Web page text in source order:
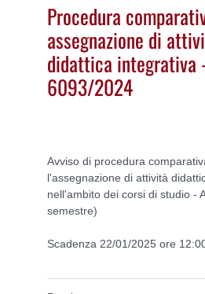
Procedura
assegnazione di
didattica integrativa
6093/2024
Avviso di procedura
l'assegnazione di attività
nell'ambito dei corsi di studio -
semestre)
Scadenza 22/01/2025 ore